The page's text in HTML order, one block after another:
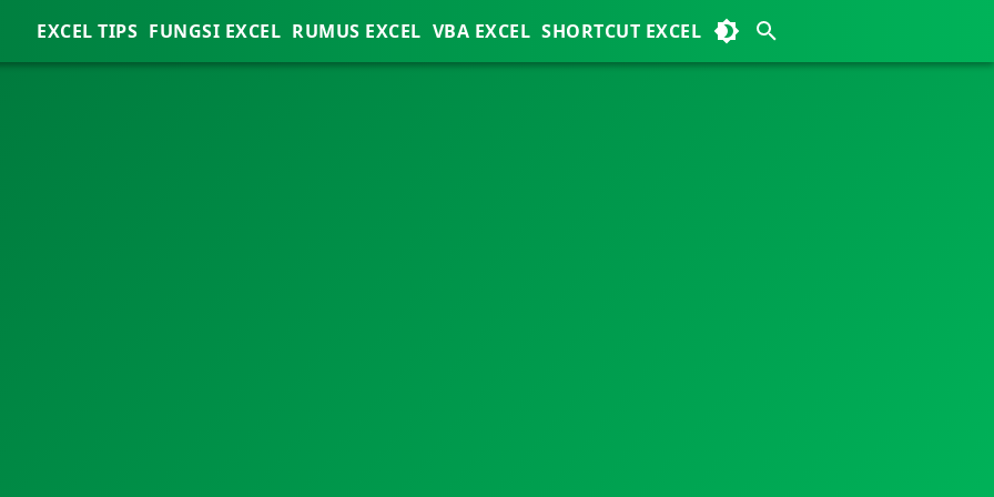
EXCEL TIPS FUNGSI EXCEL RUMUS EXCEL VBA EXCEL SHORTCUT EXCEL